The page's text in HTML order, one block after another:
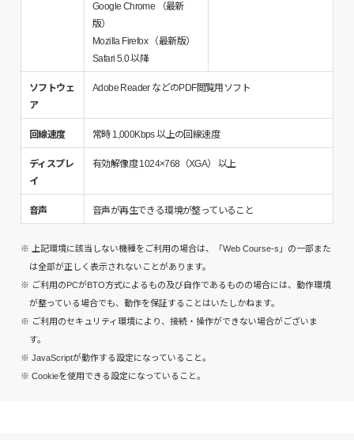
Google Chrome （最新
版）
Mozilla Firefox （最新版）
Safari 5.0 以降
ソフトウェ
ア
Adobe Reader などのPDF閲覧用ソフト
回線速度 常時 1,000Kbps 以上の回線速度
ディスプレ
イ
有効解像度 1024×768（XGA） 以上
音声 音声が再生できる環境が整っていること
※ 上記環境に該当しない機種をご利用の場合は、「Web Course-s」の一部また
は全部が正しく表示されないことがあります。
※ ご利用のPCがBTO方式によるもの及び自作であるものの場合には、動作環境
が整っている場合でも、動作を保証することはいたしかねます。
※ ご利用のセキュリティ環境により、接続・操作ができない場合がございま
す。
※ JavaScriptが動作する設定になっていること。
※ Cookieを使用できる設定になっていること。